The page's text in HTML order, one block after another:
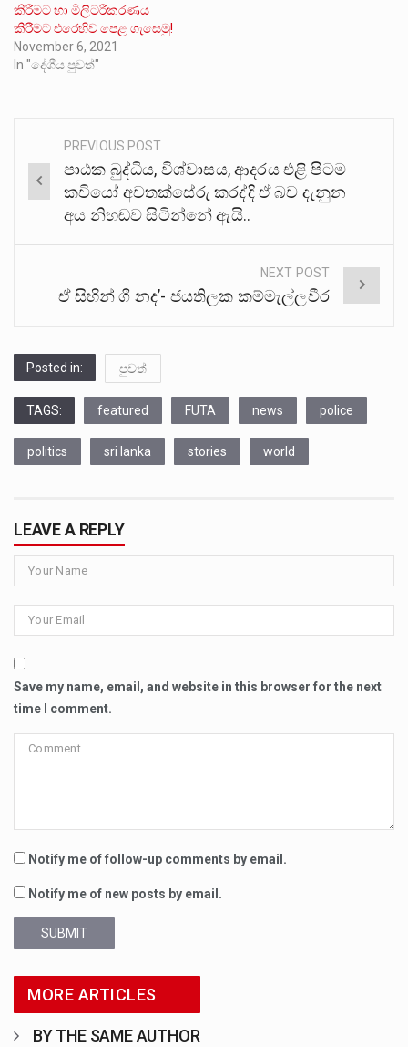
කිරීමට හා මිලිටරීකරණය
කිරීමට එරෙහිව පෙළ ගැසෙමු!
November 6, 2021
In "දේශීය පුවත්"
Post
navigation
PREVIOUS POST
පාඨක බුද්ධිය, විශ්වාසය, ආදරය එළි පිටම
කවියෝ අවතක්සේරු කරද්දි ඒ බව දැනුන
අය නිහඬව සිටින්නේ ඇයි..
NEXT POST
ඒ සිහින් ගී නද’- ජයතිලක කම්මැල්ලවීර
Posted in: පුවත්
TAGS: featured FUTA news police
politics sri lanka stories world
LEAVE A REPLY
Save my name, email, and website in this browser for the next
time I comment.
Notify me of follow-up comments by email.
Notify me of new posts by email.
SUBMIT
MORE ARTICLES
BY THE SAME AUTHOR